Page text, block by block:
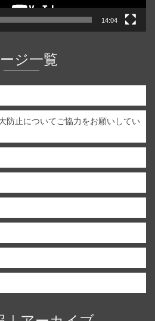
14:04
ジ一覧
防止についてご協力をお願いしてい